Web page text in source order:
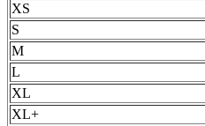
XS
S
M
L
XL
XL+